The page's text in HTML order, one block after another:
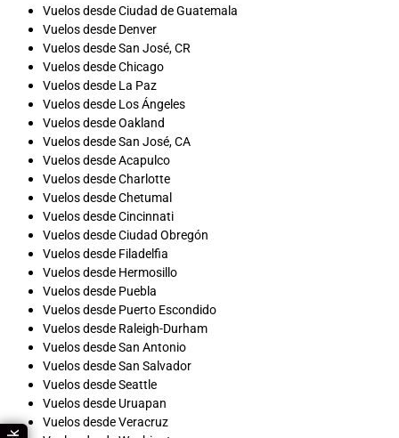
Vuelos desde Ciudad de Guatemala
Vuelos desde Denver
Vuelos desde San José, CR
Vuelos desde Chicago
Vuelos desde La Paz
Vuelos desde Los Ángeles
Vuelos desde Oakland
Vuelos desde San José, CA
Vuelos desde Acapulco
Vuelos desde Charlotte
Vuelos desde Chetumal
Vuelos desde Cincinnati
Vuelos desde Ciudad Obregón
Vuelos desde Filadelfia
Vuelos desde Hermosillo
Vuelos desde Puebla
Vuelos desde Puerto Escondido
Vuelos desde Raleigh-Durham
Vuelos desde San Antonio
Vuelos desde San Salvador
Vuelos desde Seattle
Vuelos desde Uruapan
Vuelos desde Veracruz